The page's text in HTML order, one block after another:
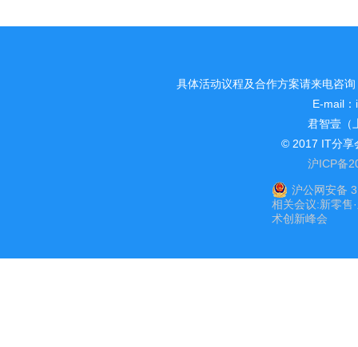
具体活动议程及合作方案请来电咨
E-mail：
君智壹（
© 2017 IT分享
沪ICP备
沪公网安备
相关会议:新零售
术创新峰会